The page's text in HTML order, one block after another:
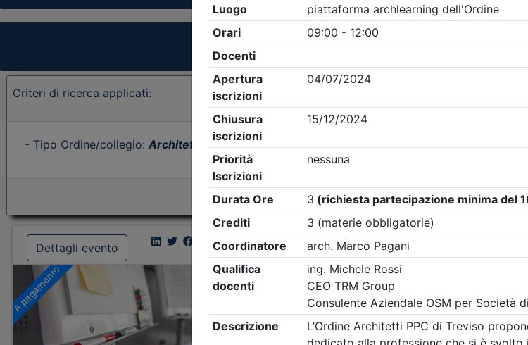
Clicca qui - espandi la sezione dei
Criteri di ricerca applicati:
- Tipo Ordine/collegio: Architetti - Ordine:Treviso- Eventi in programma dal6/8/2026
Dettagli evento
A pagamento
Dettagli evento
A